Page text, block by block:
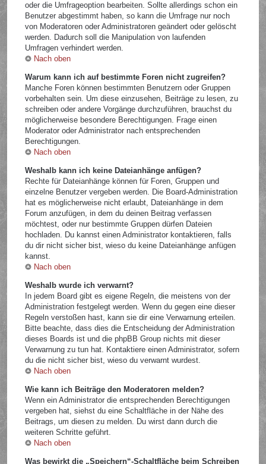
oder die Umfrageoption bearbeiten. Sollte allerdings schon ein
Benutzer abgestimmt haben, so kann die Umfrage nur noch
von Moderatoren oder Administratoren geändert oder gelöscht
werden. Dadurch soll die Manipulation von laufenden
Umfragen verhindert werden.
Nach oben
Warum kann ich auf bestimmte Foren nicht zugreifen?
Manche Foren können bestimmten Benutzern oder Gruppen
vorbehalten sein. Um diese einzusehen, Beiträge zu lesen, zu
schreiben oder andere Vorgänge durchzuführen, brauchst du
möglicherweise besondere Berechtigungen. Frage einen
Moderator oder Administrator nach entsprechenden
Berechtigungen.
Nach oben
Weshalb kann ich keine Dateianhänge anfügen?
Rechte für Dateianhänge können für Foren, Gruppen und
einzelne Benutzer vergeben werden. Die Board-Administration
hat es möglicherweise nicht erlaubt, Dateianhänge in dem
Forum anzufügen, in dem du deinen Beitrag verfassen
möchtest, oder nur bestimmte Gruppen dürfen Dateien
hochladen. Du kannst einen Administrator kontaktieren, falls
du dir nicht sicher bist, wieso du keine Dateianhänge anfügen
kannst.
Nach oben
Weshalb wurde ich verwarnt?
In jedem Board gibt es eigene Regeln, die meistens von der
Administration festgelegt werden. Wenn du gegen eine dieser
Regeln verstoßen hast, kann sie dir eine Verwarnung erteilen.
Bitte beachte, dass dies die Entscheidung der Administration
dieses Boards ist und die phpBB Group nichts mit dieser
Verwarnung zu tun hat. Kontaktiere einen Administrator, sofern
du die nicht sicher bist, wieso du verwarnt wurdest.
Nach oben
Wie kann ich Beiträge den Moderatoren melden?
Wenn ein Administrator die entsprechenden Berechtigungen
vergeben hat, siehst du eine Schaltfläche in der Nähe des
Beitrags, um diesen zu melden. Du wirst dann durch die
weiteren Schritte geführt.
Nach oben
Was bewirkt die „Speichern“-Schaltfläche beim Schreiben